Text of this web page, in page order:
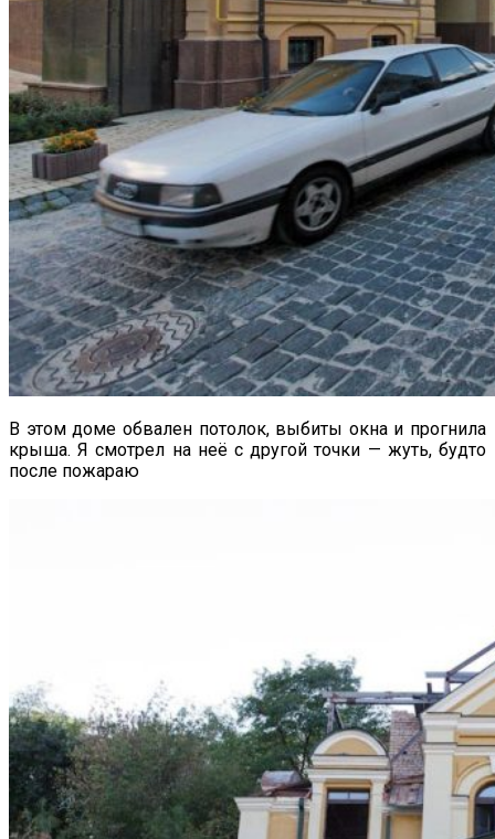
В этом доме обвален потолок, выбиты окна и прогнила
крыша. Я смотрел на неё с другой точки — жуть, будто
после пожараю